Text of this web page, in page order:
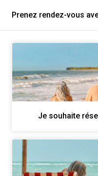
Prenez rendez-vous
Je souhaite